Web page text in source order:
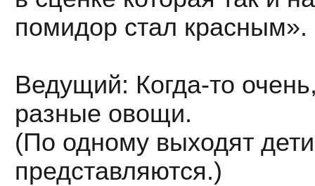
помидор стал красным».
Ведущий: Когда-то
разные овощи.
(По одному выходят
представляются.)